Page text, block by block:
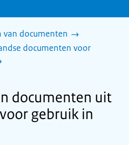
van documenten
documenten voor
documenten uit
gebruik in